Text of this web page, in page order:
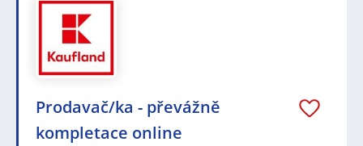
Prodavač/ka - převážně
kompletace online